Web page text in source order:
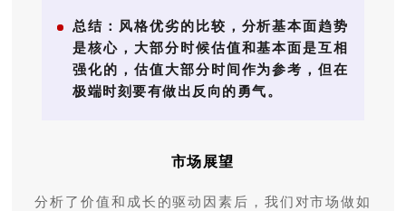
总结： 风格优劣的比较，分析基本面趋势
是核心，大部分时候估值和基本面是互相
强化的，估值大部分时间作为参考，但在
极端时刻要有做出反向的勇气。
市场展望
分析了价值和成长的驱动因素后，我们对市场做如